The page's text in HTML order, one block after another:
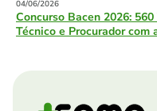
04/06/2026
Concurso Bacen 2026:
Técnico e Procurador com